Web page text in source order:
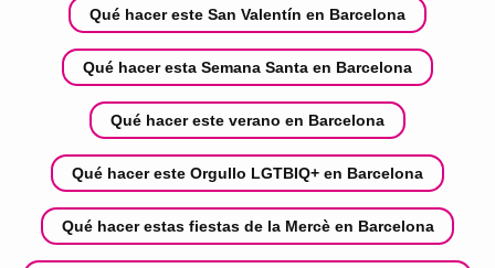
Qué hacer este San Valentín en Barcelona
Qué hacer esta Semana Santa en Barcelona
Qué hacer este verano en Barcelona
Qué hacer este Orgullo LGTBIQ+ en Barcelona
Qué hacer estas fiestas de la Mercè en Barcelona